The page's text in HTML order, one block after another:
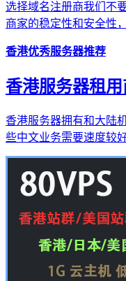
选择域名注册商我们不
商家的稳定性和安全性
香港优秀服务器推荐
香港服务器租
香港服务器拥有和大陆
些中文业务需要速度较